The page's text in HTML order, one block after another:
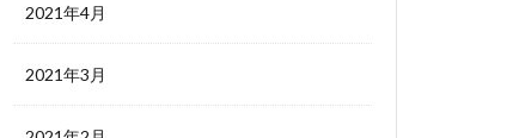
2021年4月
2021年3月